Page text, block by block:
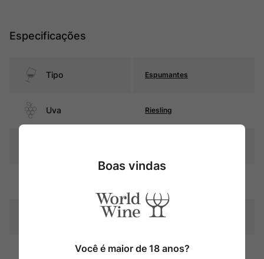
Especificações
Tipo Espumantes
Uva Riesling
Amarelo dourado com
Graduação Alcóoli
13,0%
Boas vindas
Você é maior de 18 anos?